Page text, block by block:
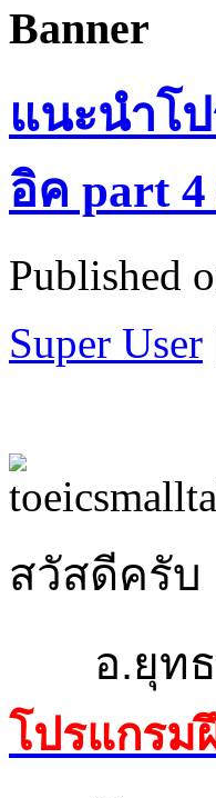
Banner
แนะนำโ
อิค part 4
Published
Super User
สวัสดีครับ
อ.ยุทธน
โปรแกรม